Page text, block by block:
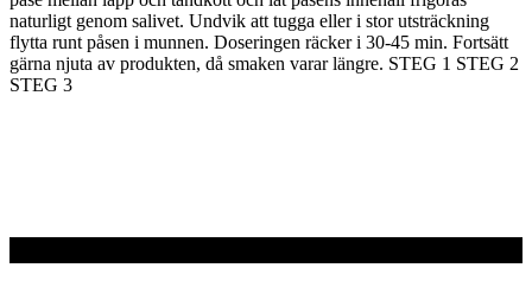
naturligt genom salivet. Undvik att tugga eller i stor utsträckning
flytta runt påsen i munnen. Doseringen räcker i 30-45 min. Fortsätt
gärna njuta av produkten, då smaken varar längre. STEG 1 STEG 2
STEG 3